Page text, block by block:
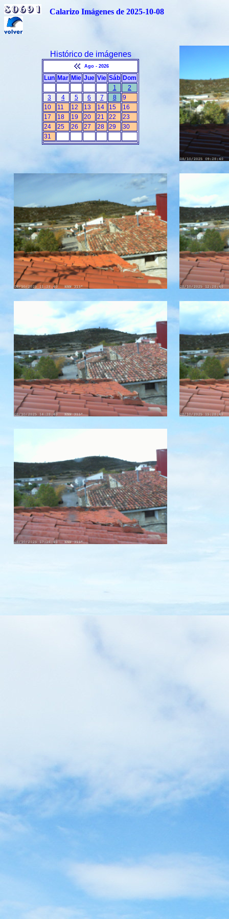
Calarizo Imágenes de 2025-10-08
Histórico de imágenes
Ago - 2026
Lun Mar Mie Jue Vie Sáb Dom
1
2
3
4 5 6 7 8
9
10
11 12 13 14 15
16
17
18 19 20 21 22
23
24
25 26 27 28 29
30
31